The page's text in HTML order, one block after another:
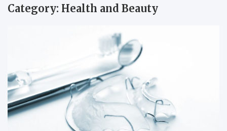
Category: Health and Beauty